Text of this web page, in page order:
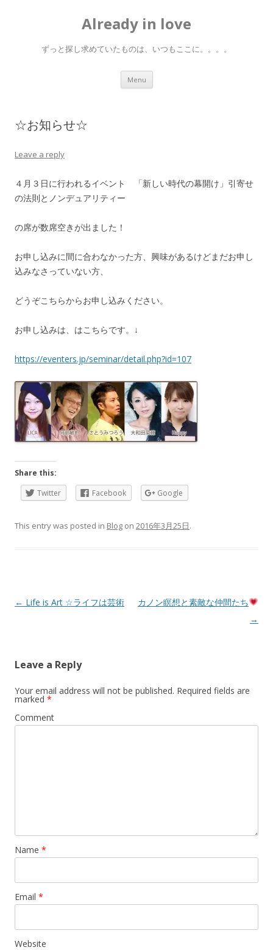
Already in love
ずっと探し求めていたものは、いつもここに。。。。
Menu Skip
content
☆お知らせ☆
Leave a reply
４月３日に行われるイベント 「新しい時代の幕開け」引寄せ
の法則とノンデュアリティー
の席が数席空きが出ました！
お申し込みに間に合わなかった方、興味があるけどまだお申し
込みなさっていない方、
どうぞこちらからお申し込みください。
お申し込みは、はこちらです。↓
https://eventers.jp/seminar/detail.php?id=107
Share this:
Twitter
Facebook Google
This entry was posted in Blog on 2016年3月25日.
Post
← Life is Art ☆ライフは芸術
カノン瞑想と素敵な仲間たち
→
Leave a Reply
Your email address will not be published. Required fields are
marked *
Comment
Name *
Email *
Website